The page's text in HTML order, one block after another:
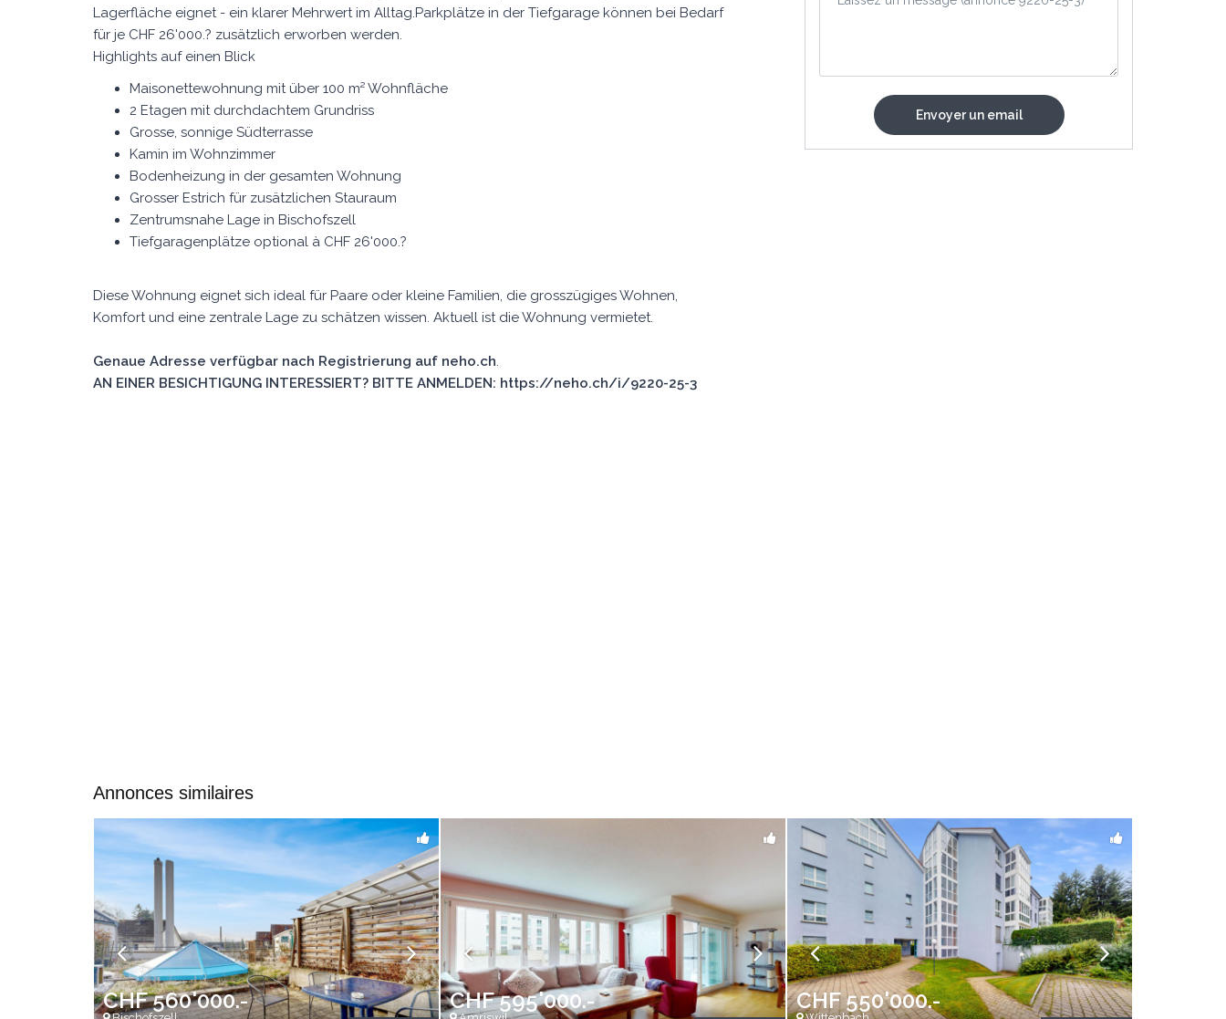
Lagerfläche eignet - ein klarer Mehrwert im Alltag.Parkplätze in der Tiefgarage können bei Bedarf
für je CHF 26'000.? zusätzlich erworben werden.
Highlights auf einen Blick
Maisonettewohnung mit über 100 m² Wohnfläche
2 Etagen mit durchdachtem Grundriss
Grosse, sonnige Südterrasse
Kamin im Wohnzimmer
Bodenheizung in der gesamten Wohnung
Grosser Estrich für zusätzlichen Stauraum
Zentrumsnahe Lage in Bischofszell
Tiefgaragenplätze optional à CHF 26'000.?
Diese Wohnung eignet sich ideal für Paare oder kleine Familien, die grosszügiges Wohnen,
Komfort und eine zentrale Lage zu schätzen wissen. Aktuell ist die Wohnung vermietet.
Genaue Adresse verfügbar nach Registrierung auf neho.ch.
AN EINER BESICHTIGUNG INTERESSIERT? BITTE ANMELDEN: https://neho.ch/i/9220-25-3
Annonces similaires
CHF 560'000.- CHF 595'000.- CHF 550'000.-